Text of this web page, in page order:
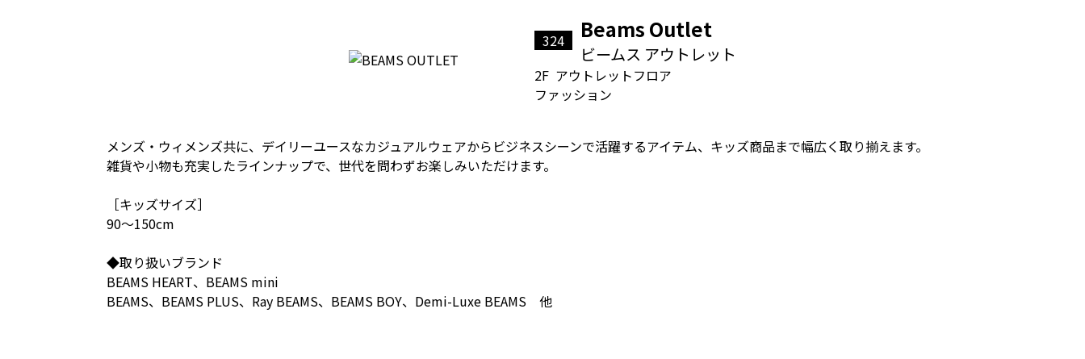
324 Beams Outlet
ビームス アウトレット
2F アウトレットフロア
ファッション
メンズ・ウィメンズ共に、デイリーユースなカジュアルウェアからビジネスシーンで活躍するアイテム、キッズ商品まで幅広く取り揃えます。
雑貨や小物も充実したラインナップで、世代を問わずお楽しみいただけます。
［キッズサイズ］
90～150cm
◆取り扱いブランド
BEAMS HEART、BEAMS mini
BEAMS、BEAMS PLUS、Ray BEAMS、BEAMS BOY、Demi-Luxe BEAMS 他